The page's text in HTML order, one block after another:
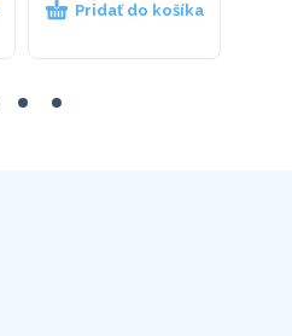
Pridať do košíka